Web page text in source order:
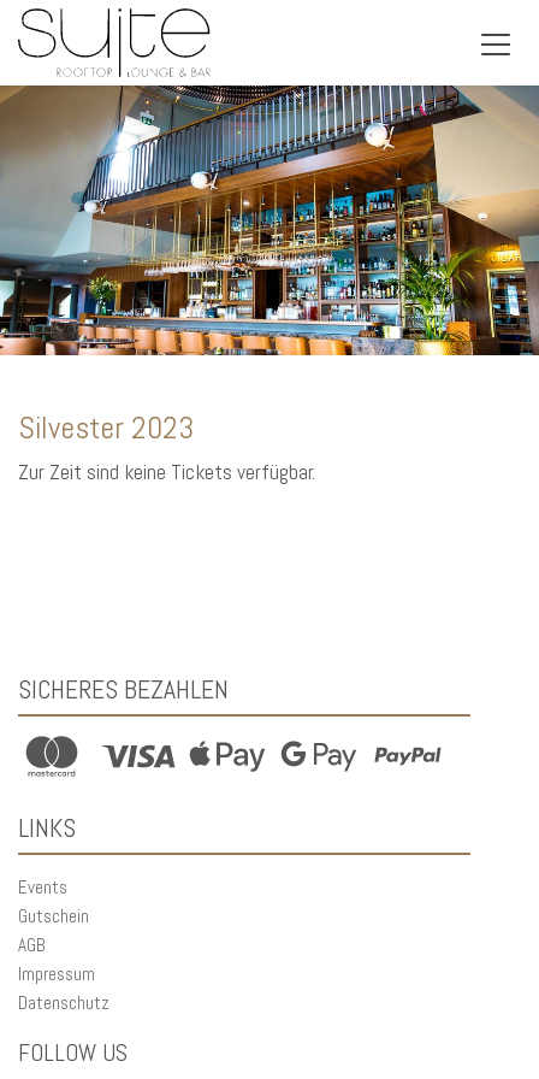
Silvester 2023
Zur Zeit sind keine Tickets verfügbar.
SICHERES BEZAHLEN
LINKS
Events
Gutschein
AGB
Impressum
Datenschutz
FOLLOW US